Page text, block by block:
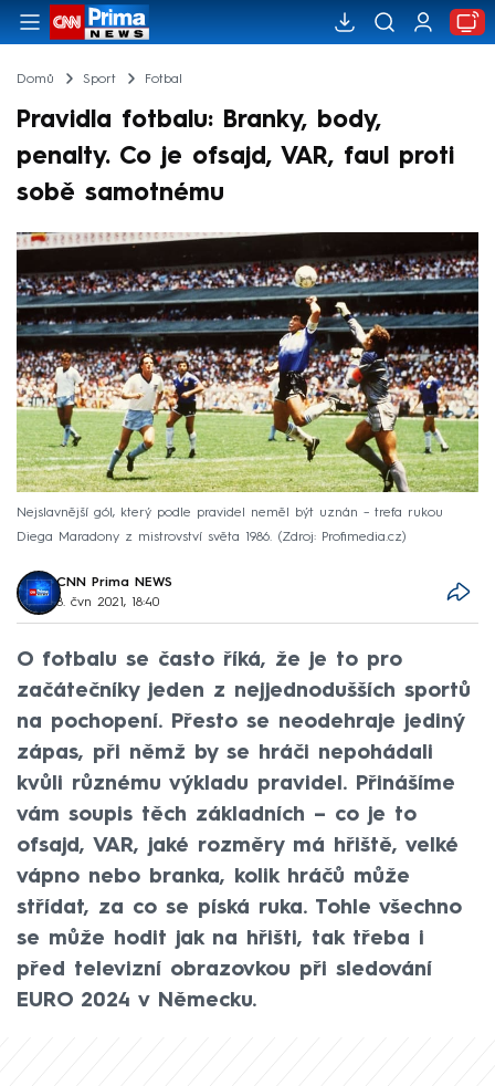
Domů Sport Fotbal
Pravidla fotbalu: Branky, body,
penalty. Co je ofsajd, VAR, faul proti
sobě samotnému
Nejslavnější gól, který podle pravidel neměl být uznán –⁠ trefa rukou
Diega Maradony z mistrovství světa 1986.
Zdroj: Profimedia.cz
CNN Prima NEWS
8. čvn 2021, 18:40
O fotbalu se často říká, že je to pro
začátečníky jeden z nejjednodušších sportů
na pochopení. Přesto se neodehraje jediný
zápas, při němž by se hráči nepohádali
kvůli různému výkladu pravidel. Přinášíme
vám soupis těch základních –⁠ co je to
ofsajd, VAR, jaké rozměry má hřiště, velké
vápno nebo branka, kolik hráčů může
střídat, za co se píská ruka. Tohle všechno
se může hodit jak na hřišti, tak třeba i
před televizní obrazovkou při sledování
EURO 2024 v Německu.